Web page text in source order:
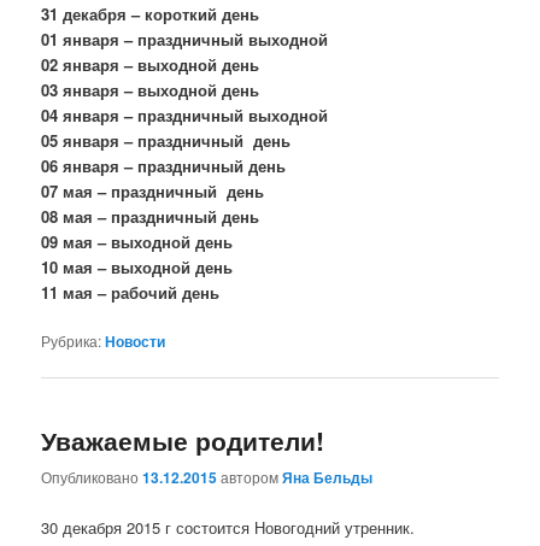
31 декабря – короткий день
01 января – праздничный выходной
02 января – выходной день
03 января – выходной день
04 января – праздничный выходной
05 января – праздничный день
06 января – праздничный день
07 мая – праздничный день
08 мая – праздничный день
09 мая – выходной день
10 мая – выходной день
11 мая – рабочий день
Рубрика:Новости
Уважаемые родители!
Опубликовано13.12.2015авторомЯна Бельды
30 декабря 2015 г состоится Новогодний утренник.